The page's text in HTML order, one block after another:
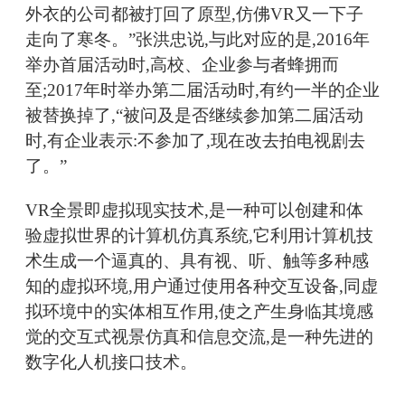
外衣的公司都被打回了原型,仿佛VR又一下子
走向了寒冬。”张洪忠说,与此对应的是,2016年
举办首届活动时,高校、企业参与者蜂拥而
至;2017年时举办第二届活动时,有约一半的企业
被替换掉了,“被问及是否继续参加第二届活动
时,有企业表示:不参加了,现在改去拍电视剧去
了。”
VR全景即虚拟现实技术,是一种可以创建和体
验虚拟世界的计算机仿真系统,它利用计算机技
术生成一个逼真的、具有视、听、触等多种感
知的虚拟环境,用户通过使用各种交互设备,同虚
拟环境中的实体相互作用,使之产生身临其境感
觉的交互式视景仿真和信息交流,是一种先进的
数字化人机接口技术。